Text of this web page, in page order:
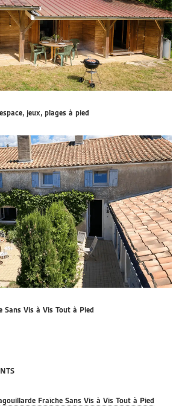
jeux, plages à pied
Sans Vis à Vis Tout à Pied
Fraîche Sans Vis à Vis Tout à Pied